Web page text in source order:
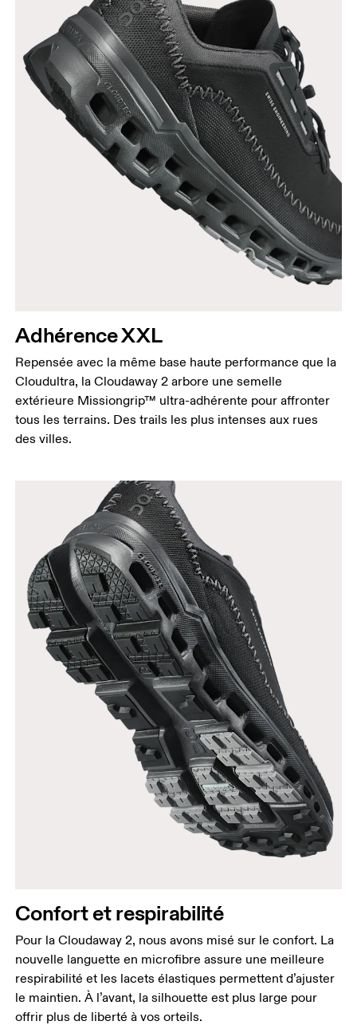
Adhérence XXL
Repensée avec la même base haute performance que la
Cloudultra, la Cloudaway 2 arbore une semelle
extérieure Missiongrip™ ultra-adhérente pour affronter
tous les terrains. Des trails les plus intenses aux rues
des villes.
Confort et respirabilité
Pour la Cloudaway 2, nous avons misé sur le confort. La
nouvelle languette en microfibre assure une meilleure
respirabilité et les lacets élastiques permettent d’ajuster
le maintien. À l’avant, la silhouette est plus large pour
offrir plus de liberté à vos orteils.